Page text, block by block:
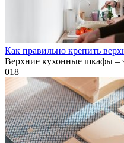
Как правильно крепить
Верхние кухонные шкафы –
018